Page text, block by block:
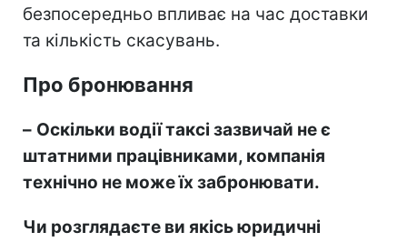
безпосередньо впливає на час доставки
та кількість скасувань.
Про бронювання
– Оскільки водії таксі зазвичай не є
штатними працівниками, компанія
технічно не може їх забронювати.
Чи розглядаєте ви якісь юридичні